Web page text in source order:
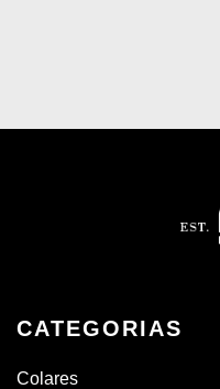
CATEGORIAS
Colares